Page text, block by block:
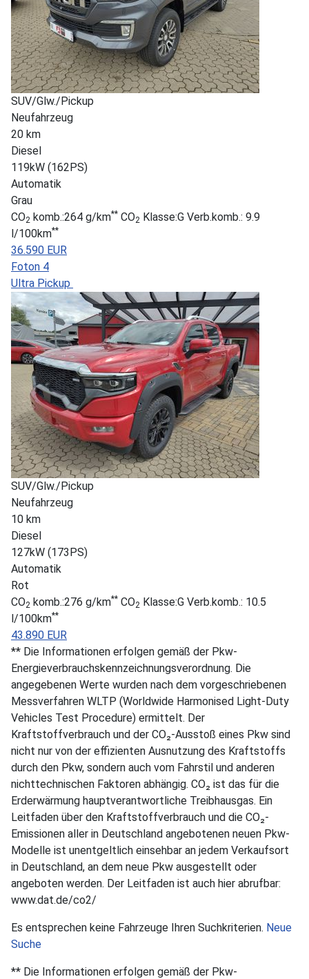
SUV/Glw./Pickup
Neufahrzeug
20 km
Diesel
119kW (162PS)
Automatik
Grau
CO2 komb.:264 g/km** CO2 Klasse:G Verb.komb.: 9.9
l/100km**
36.590 EUR
Foton 4
Ultra Pickup
SUV/Glw./Pickup
Neufahrzeug
10 km
Diesel
127kW (173PS)
Automatik
Rot
CO2 komb.:276 g/km** CO2 Klasse:G Verb.komb.: 10.5
l/100km**
43.890 EUR
** Die Informationen erfolgen gemäß der Pkw-
Energieverbrauchskennzeichnungsverordnung. Die
angegebenen Werte wurden nach dem vorgeschriebenen
Messverfahren WLTP (Worldwide Harmonised Light-Duty
Vehicles Test Procedure) ermittelt. Der
Kraftstoffverbrauch und der CO₂-Ausstoß eines Pkw sind
nicht nur von der effizienten Ausnutzung des Kraftstoffs
durch den Pkw, sondern auch vom Fahrstil und anderen
nichttechnischen Faktoren abhängig. CO₂ ist das für die
Erderwärmung hauptverantwortliche Treibhausgas. Ein
Leitfaden über den Kraftstoffverbrauch und die CO₂-
Emissionen aller in Deutschland angebotenen neuen Pkw-
Modelle ist unentgeltlich einsehbar an jedem Verkaufsort
in Deutschland, an dem neue Pkw ausgestellt oder
angeboten werden. Der Leitfaden ist auch hier abrufbar:
www.dat.de/co2/
Es entsprechen keine Fahrzeuge Ihren Suchkriterien. Neue
Suche
** Die Informationen erfolgen gemäß der Pkw-